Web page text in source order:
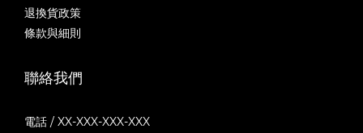
退換貨政策
條款與細則
聯絡我們
電話 / XX-XXX-XXX-XXX